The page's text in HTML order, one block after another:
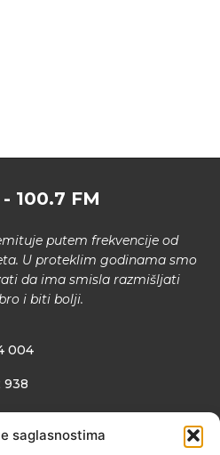
saglasnostima
100.7 FM
putem frekvencije od
U proteklim godinama smo
da ima smisla razmišljati
i biti bolji.
004
938